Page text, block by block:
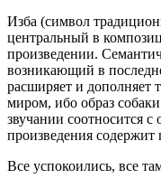
Изба (символ
центральный в
произведении.
возникающий в
расширяет и дополняет
миром, ибо образ
звучании соотносится
произведения содержит
Все успокоились, все